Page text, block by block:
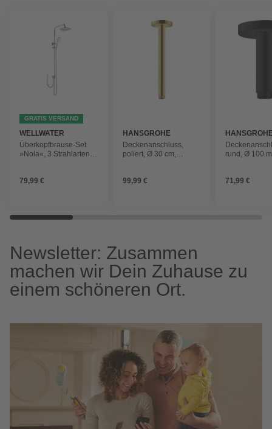
GRATIS VERSAND
WELLWATER
Überkopfbrause-Set
»Nola«, 3 Strahlarten,
79,99 €
HANSGROHE
Deckenanschluss,
poliert, Ø 30 cm,
99,99 €
rund, Ø 100
71,99 €
Newsletter: Zusammen
machen wir Dein Zuhause zu
einem schöneren Ort.